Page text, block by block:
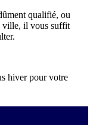
qualifié, ou
ville, il vous suffit
hiver pour votre